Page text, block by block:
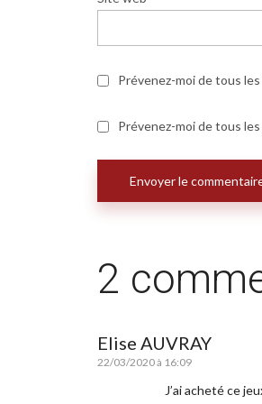
Prévenez-moi de tous
Prévenez-moi de tous
2
Elise AUVRAY
22/03/2020 à 16:09
J’ai acheté ce